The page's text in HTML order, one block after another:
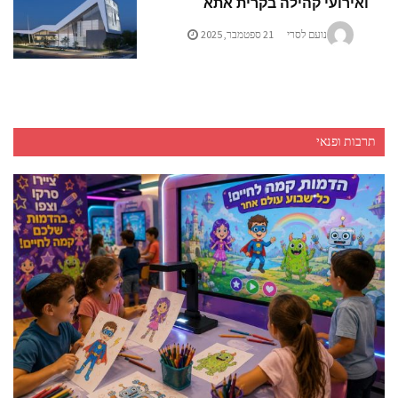
נועם לסרי 21 ספטמבר, 2025
תרבות ופנאי